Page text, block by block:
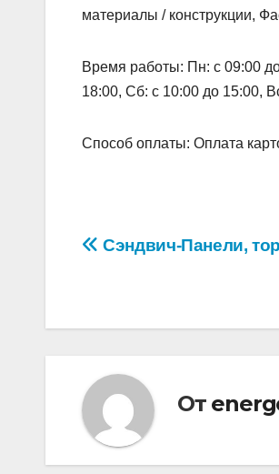
материалы / конструкции,
Время работы: Пн: с 09:00
18:00, Сб: с 10:00 до 15:00,
Способ оплаты: Оплата
Навигация
записям
Сэндвич-Панели,
От